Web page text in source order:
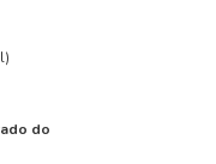
do